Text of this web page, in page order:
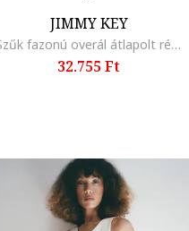
JIMMY KEY
Szűk fazonú overál átlapolt részlettel, Fangóbarna
32.755 Ft